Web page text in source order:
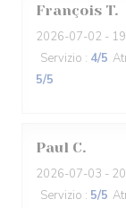
François T
2026-07-02 -
Servizio : 4/5
5/5
Paul C
2026-07-03 -
Servizio : 5/5